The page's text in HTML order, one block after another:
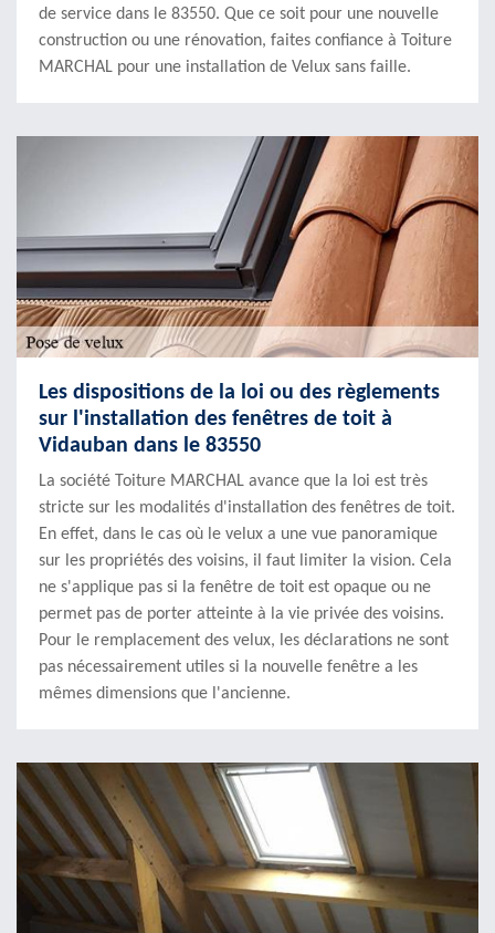
de service dans le 83550. Que ce soit pour une nouvelle
construction ou une rénovation, faites confiance à Toiture
MARCHAL pour une installation de Velux sans faille.
Les dispositions de la loi ou des règlements
sur l'installation des fenêtres de toit à
Vidauban dans le 83550
La société Toiture MARCHAL avance que la loi est très
stricte sur les modalités d'installation des fenêtres de toit.
En effet, dans le cas où le velux a une vue panoramique
sur les propriétés des voisins, il faut limiter la vision. Cela
ne s'applique pas si la fenêtre de toit est opaque ou ne
permet pas de porter atteinte à la vie privée des voisins.
Pour le remplacement des velux, les déclarations ne sont
pas nécessairement utiles si la nouvelle fenêtre a les
mêmes dimensions que l'ancienne.